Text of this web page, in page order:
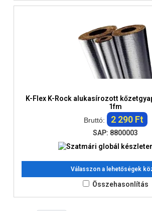
K-Flex K-Rock alukasírozott
1fm
Bruttó:
2 290 Ft
SAP: 8800003
Válasszon a lehetőségek
Összehasonlítás